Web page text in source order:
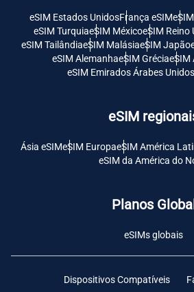
eSIM Estados UnidosFrança eSIM
eSIM TurquiaeSIM MéxicoeSIM Reino
eSIM TailândiaeSIM MalásiaeSIM Japão
eSIM AlemanhaeSIM GréciaeSIM
eSIM Emirados Árabes Unidos
eSIM
Ásia eSIMeSIM EuropaeSIM América
eSIM da América do
Planos
eSIMs globais
Dispositivos Compatíveis